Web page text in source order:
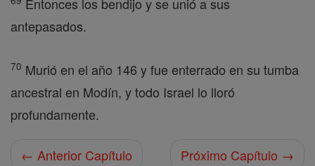
antepasados.
70 Murió en el año 146 y fue enterrado en su tumba
ancestral en Modín, y todo Israel lo lloró
profundamente.
← Anterior Capítulo
Próximo Capítulo →